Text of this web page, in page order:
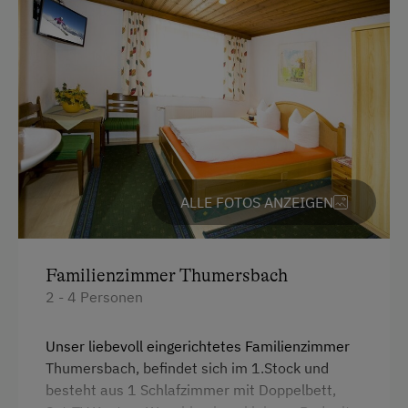
Wlan
Backofen
Seeblick
4 Plattenherd
Doppelbett (Kingsize)
ALLE FOTOS ANZEIGEN
Familienzimmer Thumersbach
2 - 4 Personen
Unser liebevoll eingerichtetes Familienzimmer
Thumersbach, befindet sich im 1.Stock und
besteht aus 1 Schlafzimmer mit Doppelbett,